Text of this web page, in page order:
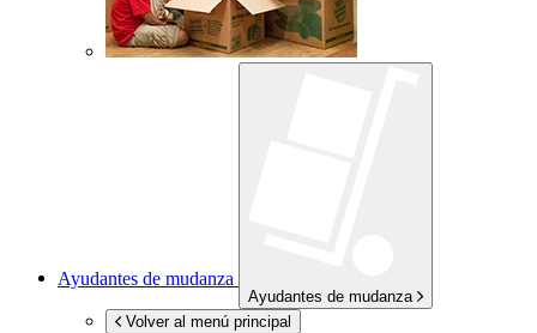
Ayudantes de mudanza
Ayudantes de mudanza
Volver al menú principal